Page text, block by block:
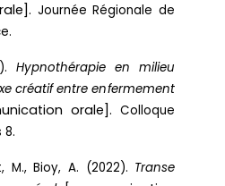
Journée Régionale de
Hypnothérapie en milieu
créatif entre enfermement
orale]. Colloque
8.
M., Bioy, A. (2022). Transe